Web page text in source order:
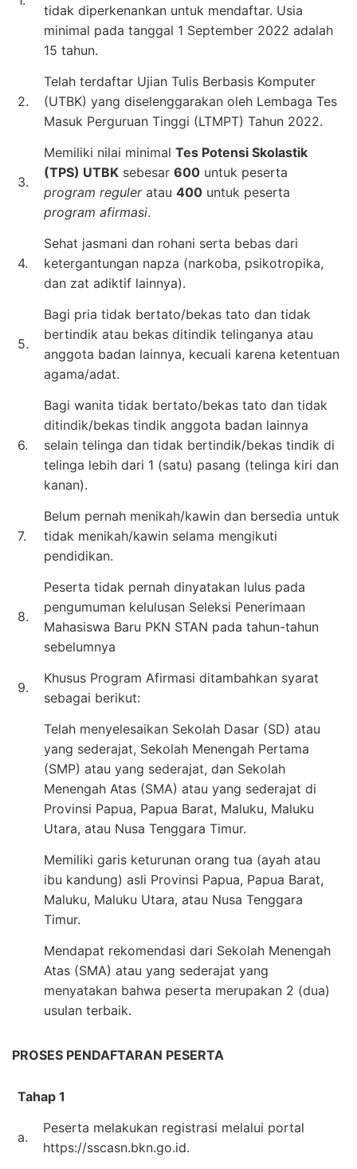
tidak diperkenankan untuk mendaftar. Usia
minimal pada tanggal 1 September 2022 adalah
15 tahun.
2.
Telah terdaftar Ujian Tulis Berbasis Komputer
(UTBK) yang diselenggarakan oleh Lembaga Tes
Masuk Perguruan Tinggi (LTMPT) Tahun 2022.
3.
Memiliki nilai minimal Tes Potensi Skolastik
(TPS) UTBK sebesar 600 untuk peserta
program reguleratau 400 untuk peserta
program afirmasi.
4.
Sehat jasmani dan rohani serta bebas dari
ketergantungan napza (narkoba, psikotropika,
dan zat adiktif lainnya).
5.
Bagi pria tidak bertato/bekas tato dan tidak
bertindik atau bekas ditindik telinganya atau
anggota badan lainnya, kecuali karena ketentuan
agama/adat.
6.
Bagi wanita tidak bertato/bekas tato dan tidak
ditindik/bekas tindik anggota badan lainnya
selain telinga dan tidak bertindik/bekas tindik di
telinga lebih dari 1 (satu) pasang (telinga kiri dan
kanan).
7.
Belum pernah menikah/kawin dan bersedia untuk
tidak menikah/kawin selama mengikuti
pendidikan.
8.
Peserta tidak pernah dinyatakan lulus pada
pengumuman kelulusan Seleksi Penerimaan
Mahasiswa Baru PKN STAN pada tahun-tahun
sebelumnya
9.
Khusus Program Afirmasi ditambahkan syarat
sebagai berikut:
Telah menyelesaikan Sekolah Dasar (SD) atau
yang sederajat, Sekolah Menengah Pertama
(SMP) atau yang sederajat, dan Sekolah
Menengah Atas (SMA) atau yang sederajat di
Provinsi Papua, Papua Barat, Maluku, Maluku
Utara, atau Nusa Tenggara Timur.
Memiliki garis keturunan orang tua (ayah atau
ibu kandung) asli Provinsi Papua, Papua Barat,
Maluku, Maluku Utara, atau Nusa Tenggara
Timur.
Mendapat rekomendasi dari Sekolah Menengah
Atas (SMA) atau yang sederajat yang
menyatakan bahwa peserta merupakan 2 (dua)
usulan terbaik.
PROSES PENDAFTARAN PESERTA
Tahap 1
a.
Peserta melakukan registrasi melalui portal
https://sscasn.bkn.go.id.